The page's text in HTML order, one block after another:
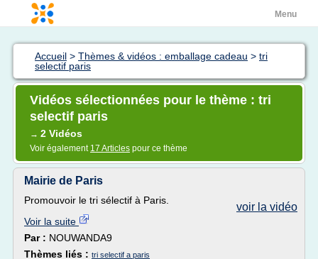
Menu
Accueil > Thèmes & vidéos : emballage cadeau > tri
selectif paris
Vidéos sélectionnées pour le thème : tri
selectif paris
→ 2 Vidéos
Voir également 17 Articles pour ce thème
Mairie de Paris
voir la vidéo
Promouvoir le tri sélectif à Paris.
Voir la suite
Par : NOUWANDA9
Thèmes liés : tri selectif a paris